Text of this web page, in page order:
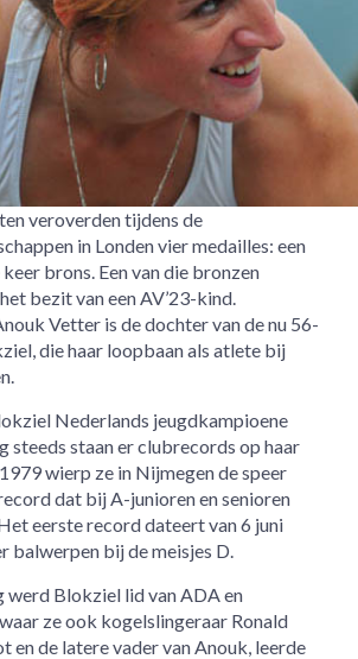
veroverden tijdens de
in Londen vier medailles: een
brons. Een van die bronzen
bezit van een AV’23-kind.
Vetter is de dochter van de nu 56-
die haar loopbaan als atlete bij
Nederlands jeugdkampioene
steeds staan er clubrecords op haar
wierp ze in Nijmegen de speer
dat bij A-junioren en senioren
eerste record dateert van 6 juni
balwerpen bij de meisjes D.
werd Blokziel lid van ADA en
ze ook kogelslingeraar Ronald
en de latere vader van Anouk, leerde